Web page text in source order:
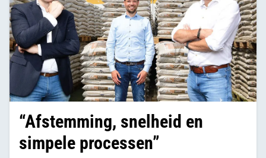
“Afstemming, snelheid en
simpele processen”